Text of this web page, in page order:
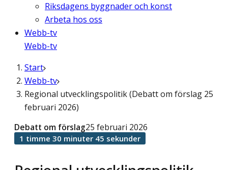
Riksdagens byggnader och konst
Arbeta hos oss
Webb-tv
Webb-tv
Start
Webb-tv
Regional utvecklingspolitik (Debatt om förslag 25
februari 2026)
Debatt om förslag25 februari 2026
1 timme 30 minuter 45 sekunder